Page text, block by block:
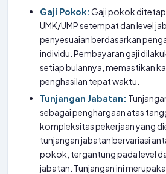
Gaji Pokok: Gaji pokok
UMK/UMP setempat dan level
penyesuaian berdasarkan
individu. Pembayaran gaji
setiap bulannya, memastikan
penghasilan tepat waktu.
Tunjangan Jabatan:
sebagai penghargaan atas
kompleksitas pekerjaan yang
tunjangan jabatan bervariasi
pokok, tergantung pada level
jabatan. Tunjangan ini